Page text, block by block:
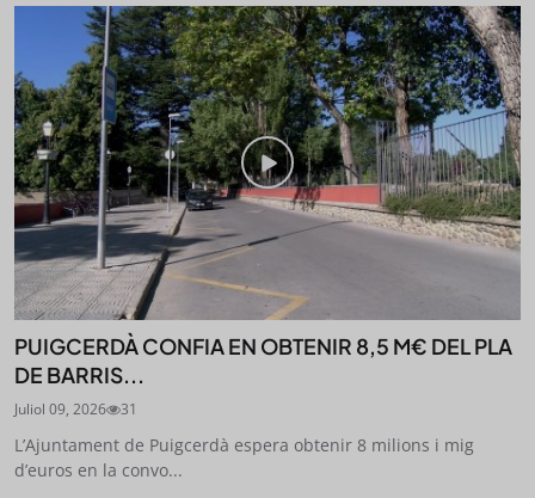
PUIGCERDÀ CONFIA EN OBTENIR 8,5 M€ DEL PLA
DE BARRIS...
Juliol 09, 2026 31
L’Ajuntament de Puigcerdà espera obtenir 8 milions i mig
d’euros en la convo...